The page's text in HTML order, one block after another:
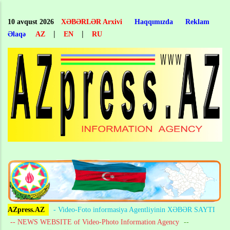
main
content
10 avqust 2026 XƏBƏRLƏR Arxivi Haqqımızda
Reklam
Əlaqə
AZ | EN | RU
AZpress.AZ
- Video-Foto informasiya Agentliyinin XƏBƏR SAYTI
-- NEWS WEBSITE of Video-Photo Information Agency --